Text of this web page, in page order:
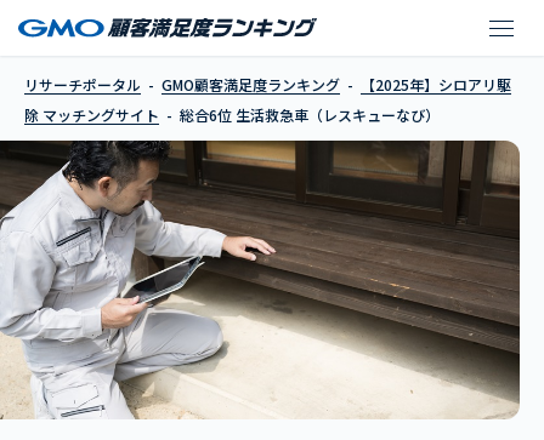
生活救急車（レスキュ
リサーチポータル GMO顧客満足度ランキング
【2025年】シロアリ駆
除 マッチングサイト
総合6位 生活救急車（レスキューなび）